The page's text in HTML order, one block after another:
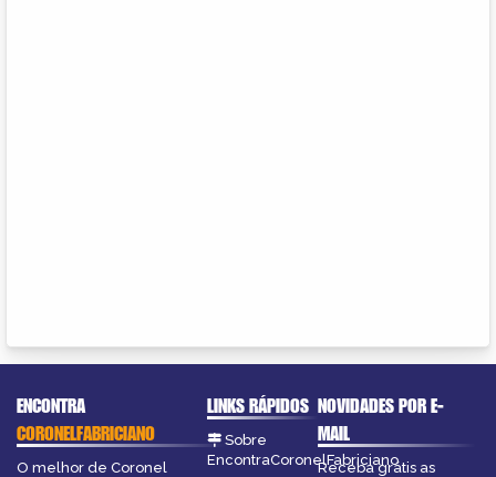
ENCONTRA
CORONELFABRICIANO
O melhor de Coronel
LINKS RÁPIDOS
Sobre
EncontraCoronelFabriciano
NOVIDADES POR E-
MAIL
Receba grátis as